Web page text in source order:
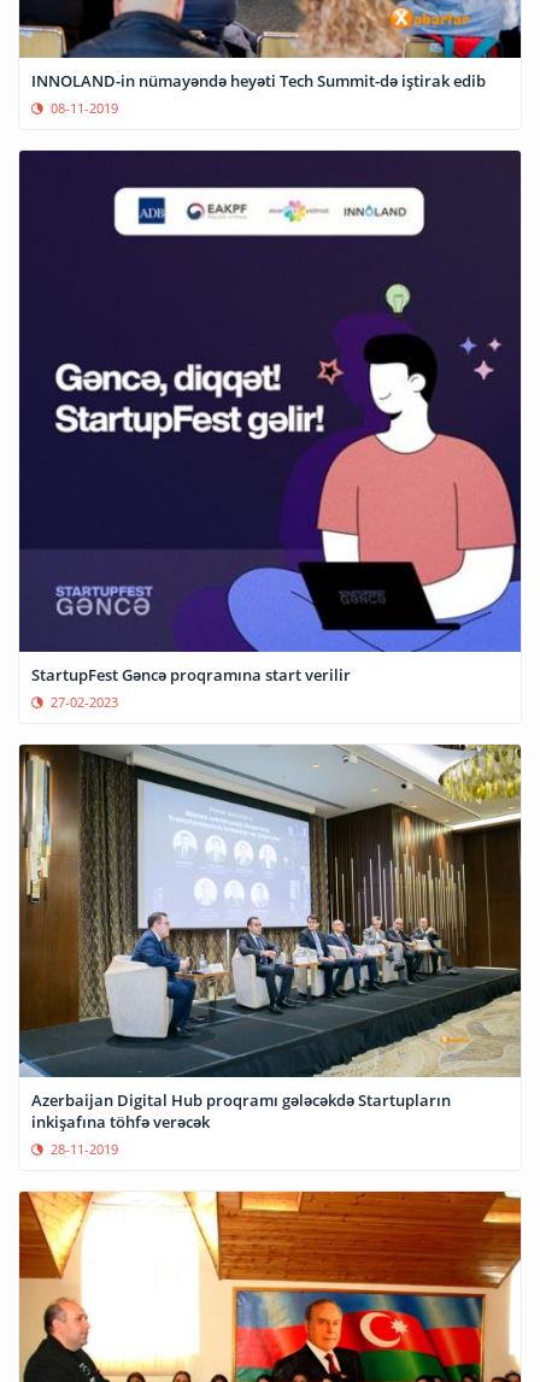
INNOLAND-in nümayəndə heyəti Tech Summit-də iştirak edib
08-11-2019
StartupFest Gəncə proqramına start verilir
27-02-2023
Azerbaijan Digital Hub proqramı gələcəkdə Startupların
inkişafına töhfə verəcək
28-11-2019